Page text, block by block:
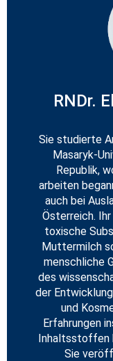
RNDr.
Sie studierte
Masaryk-
Republik,
arbeiten
auch bei
Österreich.
toxische
Muttermilch
menschliche
des
der
und
Erfahrungen
Inhaltsstoffen
Sie